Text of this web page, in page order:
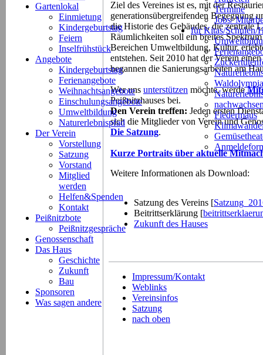
Termine
Jobs/
für Kitas/Schulen/
Fledermaus
Gartenlokal
Einmietung
Kindergeburtstag
Feiern
Inselfrühstück
Angebote
Kindergeburtstag
Ferienangebote
Weihnachtsangebote
Einschulungsangebote
Umweltbildung
Naturerlebnispfad
Der Verein
Vorstellung
Satzung
Vorstand
Mitglied
werden
Helfen&Spenden
Kontakt
Peißnitzbote
Peißnitzgespräche
Genossenschaft
Das Haus
Geschichte
Zukunft
Bau
Sponsoren
Was sagen andere
Ziel des Vereines ist es, mit der
generationsübergreifenden Begegnung
die Historie des Gebäudes, die zentrale
Räumlichkeiten soll ein breites
Bereichen Umweltbildung, Kultur,
entstehen. Seit 2010 hat der Verein
begannen die Sanierungsarbeiten am
Wer uns unterstützen möchte, werde
Peißnitzhauses bei.
Den Verein treffen: Jeden ersten
sich die Mitglieder von Verein und
Die Satzung.
Kurze Portraits über aktuelle
Weitere Informationen als Download:
Satzung des Vereins [
Beitrittserklärung [
Zukunft des Hauses
Impressum/Kontakt
Weblinks
Vereinsinfos
Satzung
nach oben